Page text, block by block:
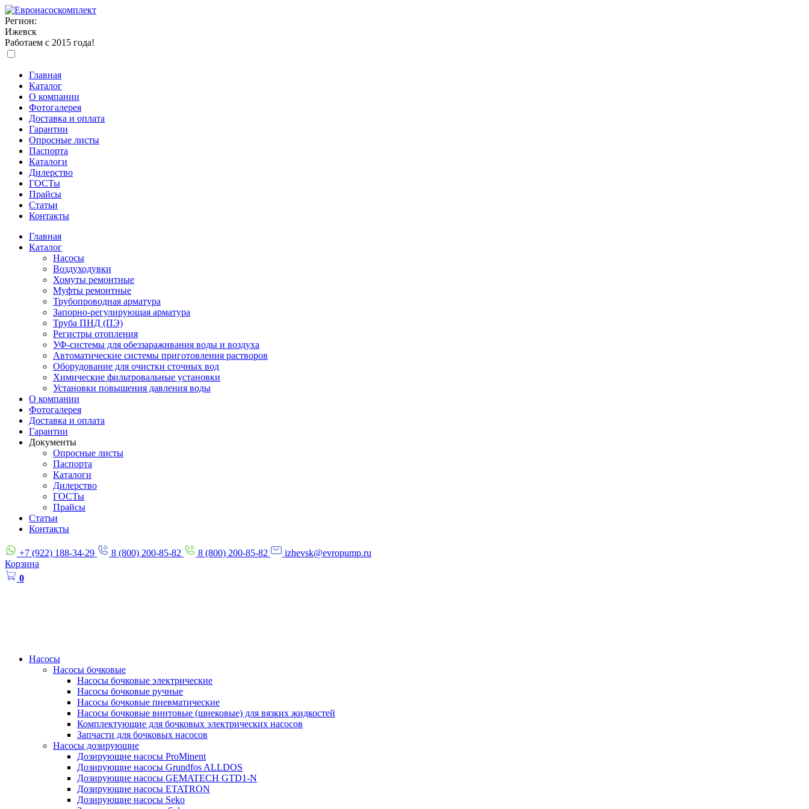
Регион:
Ижевск
Работаем с 2015 года!
Главная
Каталог
О компании
Фотогалерея
Доставка и оплата
Гарантии
Опросные листы
Паспорта
Каталоги
Дилерство
ГОСТы
Прайсы
Статьи
Контакты
Главная
Каталог
Насосы
Воздуходувки
Хомуты ремонтные
Муфты ремонтные
Трубопроводная арматура
Запорно-регулирующая арматура
Труба ПНД (ПЭ)
Регистры отопления
УФ-системы для обеззараживания воды и воздуха
Автоматические системы приготовления растворов
Оборудование для очистки сточных вод
Химические фильтровальные установки
Установки повышения давления воды
О компании
Фотогалерея
Доставка и оплата
Гарантии
Документы
Опросные листы
Паспорта
Каталоги
Дилерство
ГОСТы
Прайсы
Статьи
Контакты
+7 (922) 188-34-29 8 (800) 200-85-82 8 (800) 200-85-82
izhevsk@evropump.ru
Корзина
0
Насосы
Насосы бочковые
Насосы бочковые электрические
Насосы бочковые ручные
Насосы бочковые пневматические
Насосы бочковые винтовые (шнековые) для вязких жидкостей
Комплектующие для бочковых электрических насосов
Запчасти для бочковых насосов
Насосы дозирующие
Дозирующие насосы ProMinent
Дозирующие насосы Grundfos ALLDOS
Дозирующие насосы GEMATECH GTD1-N
Дозирующие насосы ETATRON
Дозирующие насосы Seko